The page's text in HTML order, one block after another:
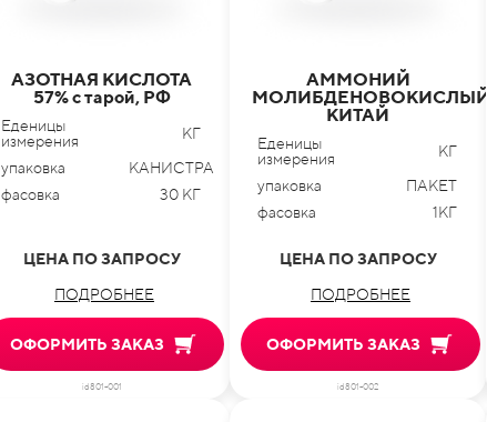
АЗОТНАЯ КИСЛОТА
57% с тарой, РФ
Еденицы
измерения
КГ
упаковка
КАНИСТРА
фасовка
30 КГ
ЦЕНА ПО ЗАПРОСУ
ПОДРОБНЕЕ
ОФОРМИТЬ ЗАКАЗ
id801-001
АММОНИЙ
МОЛИБДЕНОВОКИСЛЫЙ,
КИТАЙ
Еденицы
измерения
КГ
упаковка
ПАКЕТ
фасовка
1КГ
ЦЕНА ПО ЗАПРОСУ
ПОДРОБНЕЕ
ОФОРМИТЬ ЗАКАЗ
id801-002